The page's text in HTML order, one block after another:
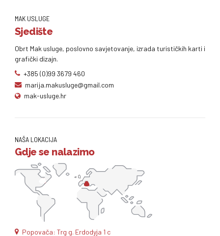
MAK USLUGE
Sjedište
Obrt Mak usluge, poslovno savjetovanje, izrada turističkih karti i
grafički dizajn.
+385 (0)99 3679 460
marija.makusluge@gmail.com
mak-usluge.hr
NAŠA LOKACIJA
Gdje se nalazimo
Popovača: Trg g. Erdodyja 1 c